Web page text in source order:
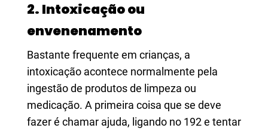
2. Intoxicação ou
envenenamento
Bastante frequente em crianças, a
intoxicação acontece normalmente pela
ingestão de produtos de limpeza ou
medicação. A primeira coisa que se deve
fazer é chamar ajuda, ligando no 192 e tentar